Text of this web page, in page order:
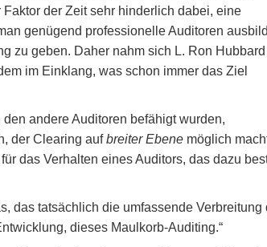
der Zeit sehr hinderlich dabei, eine
genügend professionelle Auditoren
zu geben. Daher nahm sich L. Ron Hubbard
im Einklang, was schon immer das Ziel
andere Auditoren befähigt wurden,
der Clearing aufbreiter Ebene möglich
das Verhalten eines Auditors, das dazu
das tatsächlich die umfassende Verbreitung
dieses Maulkorb-Auditing.“